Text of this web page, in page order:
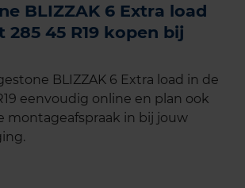
BLIZZAK 6 Extra load
285 45 R19 kopen bij
BLIZZAK 6 Extra load in de
eenvoudig online en plan ook
montageafspraak in bij jouw